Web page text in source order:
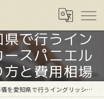
で行うイン
スパニエル
と費用相場
行うイングリッシュコッカースパニエルの安らかな見送り方と費用相場